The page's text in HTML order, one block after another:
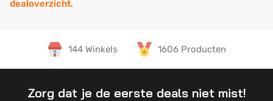
dealoverzicht.
144 Winkels 1606 Producten
Zorg dat je de eerste deals niet mist!